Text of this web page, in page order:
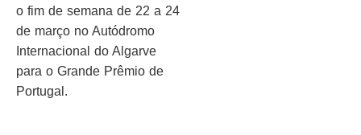
o fim de semana de 22 a 24
de março no Autódromo
Internacional do Algarve
para o Grande Prêmio de
Portugal.